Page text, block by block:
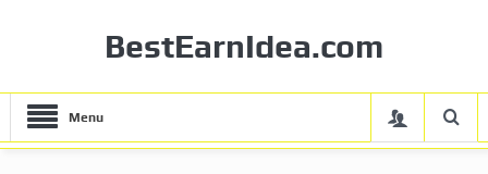
BestEarnIdea.com
Menu